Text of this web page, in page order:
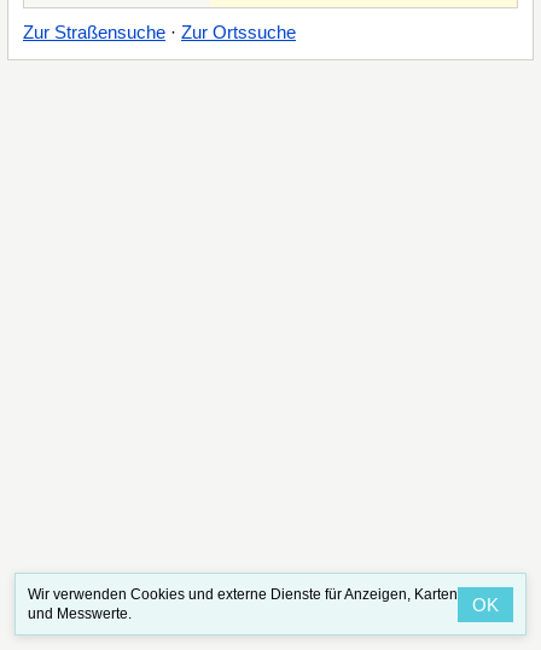
Zur Straßensuche · Zur Ortssuche
Wir verwenden Cookies und externe Dienste für Anzeigen, Karten
und Messwerte.
OK